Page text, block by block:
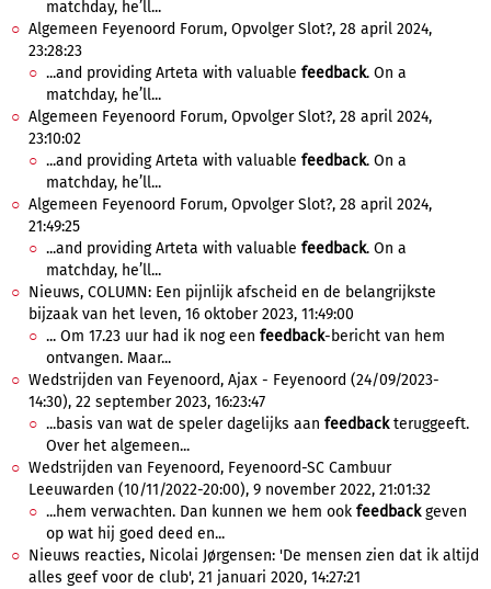
matchday, he’ll...
Algemeen Feyenoord Forum, Opvolger Slot?, 28 april 2024,
23:28:23
...and providing Arteta with valuable feedback. On a
matchday, he’ll...
Algemeen Feyenoord Forum, Opvolger Slot?, 28 april 2024,
23:10:02
...and providing Arteta with valuable feedback. On a
matchday, he’ll...
Algemeen Feyenoord Forum, Opvolger Slot?, 28 april 2024,
21:49:25
...and providing Arteta with valuable feedback. On a
matchday, he’ll...
Nieuws, COLUMN: Een pijnlijk afscheid en de belangrijkste
bijzaak van het leven, 16 oktober 2023, 11:49:00
... Om 17.23 uur had ik nog een feedback-bericht van hem
ontvangen. Maar...
Wedstrijden van Feyenoord, Ajax - Feyenoord (24/09/2023-
14:30), 22 september 2023, 16:23:47
...basis van wat de speler dagelijks aan feedbackteruggeeft.
Over het algemeen...
Wedstrijden van Feyenoord, Feyenoord-SC Cambuur
Leeuwarden (10/11/2022-20:00), 9 november 2022, 21:01:32
...hem verwachten. Dan kunnen we hem ook feedbackgeven
op wat hij goed deed en...
Nieuws reacties, Nicolai Jørgensen: 'De mensen zien dat ik altijd
alles geef voor de club', 21 januari 2020, 14:27:21